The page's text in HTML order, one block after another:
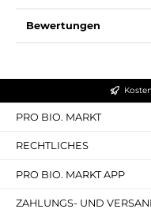
Bewertungen
PRO BIO. MARKT
RECHTLICHES
PRO BIO. MARKT APP
ZAHLUNGS- UND